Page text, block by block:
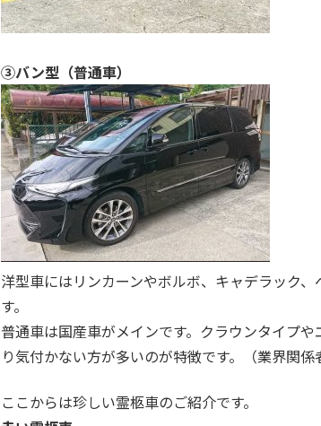
③バン型（普通車）
洋型車にはリンカーンやボルボ、キャデラック
す。
普通車は国産車がメインです。クラウンタイプ
り気付かない方が多いのが特徴です。（業界関
ここからは珍しい霊柩車のご紹介です。